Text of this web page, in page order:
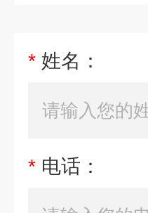
* 姓名：
* 电话：